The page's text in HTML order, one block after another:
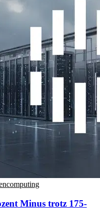
Minus trotz 175-